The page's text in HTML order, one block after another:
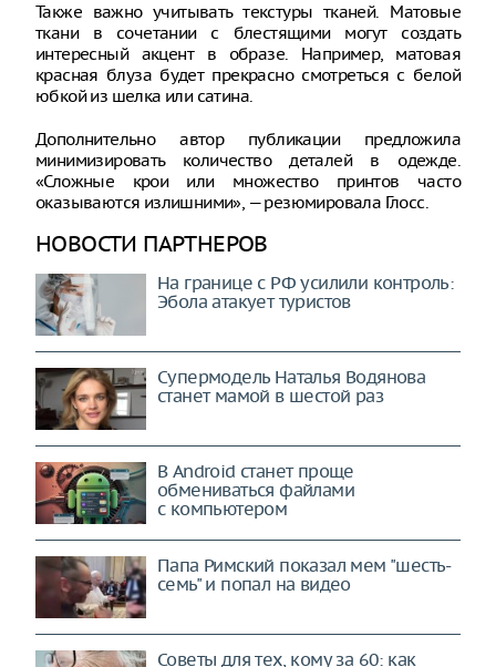
Также важно учитывать текстуры тканей. Матовые
ткани в сочетании с блестящими могут создать
интересный акцент в образе. Например, матовая
красная блуза будет прекрасно смотреться с белой
юбкой из шелка или сатина.
Дополнительно автор публикации предложила
минимизировать количество деталей в одежде.
«Сложные крои или множество принтов часто
оказываются излишними», — резюмировала Глосс.
НОВОСТИ ПАРТНЕРОВ
На границе с РФ усилили контроль:
Эбола атакует туристов
Супермодель Наталья Водянова
станет мамой в шестой раз
В Android станет проще
обмениваться файлами
с компьютером
Папа Римский показал мем "шесть-
семь" и попал на видео
Советы для тех, кому за 60: как